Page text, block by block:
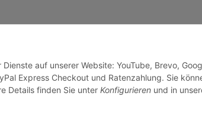
auf unserer Website: YouTube, Brevo,
Express Checkout und Ratenzahlung. Sie
Details finden Sie unter Konfigurieren und in